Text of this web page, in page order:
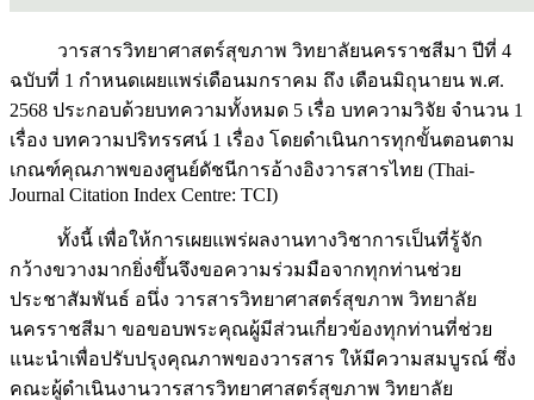
วารสารวิทยาศาสตร์สุขภาพ วิทยาลัยนครราชสีมา ปีที่ 4
ฉบับที่ 1 กำหนดเผยแพร่เดือนมกราคม ถึง เดือนมิถุนายน พ.ศ.
2568 ประกอบด้วยบทความทั้งหมด 5 เรื่อ บทความวิจัย จำนวน 1
เรื่อง บทความปริทรรศน์ 1 เรื่อง โดยดำเนินการทุกขั้นตอนตาม
เกณฑ์คุณภาพของศูนย์ดัชนีการอ้างอิงวารสารไทย (Thai-
Journal Citation Index Centre: TCI)
ทั้งนี้ เพื่อให้การเผยแพร่ผลงานทางวิชาการเป็นที่รู้จัก
กว้างขวางมากยิ่งขึ้นจึงขอความร่วมมือจากทุกท่านช่วย
ประชาสัมพันธ์ อนึ่ง วารสารวิทยาศาสตร์สุขภาพ วิทยาลัย
นครราชสีมา ขอขอบพระคุณผู้มีส่วนเกี่ยวข้องทุกท่านที่ช่วย
แนะนำเพื่อปรับปรุงคุณภาพของวารสาร ให้มีความสมบูรณ์ ซึ่ง
คณะผู้ดำเนินงานวารสารวิทยาศาสตร์สุขภาพ วิทยาลัย